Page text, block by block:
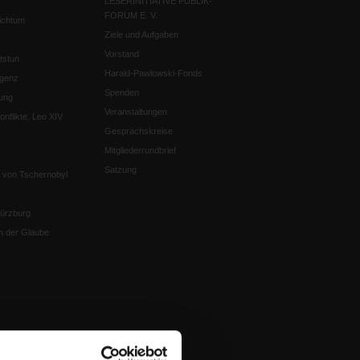
Leo XIV
Tschernobyl
der Glaube
FORUM E. V.
Ziele und Aufgaben
Vorstand
Harald-Pawlowski-Fonds
Spenden
Veranstaltungen
Gesprächskreise
Mitgliederrundbrief
Satzung